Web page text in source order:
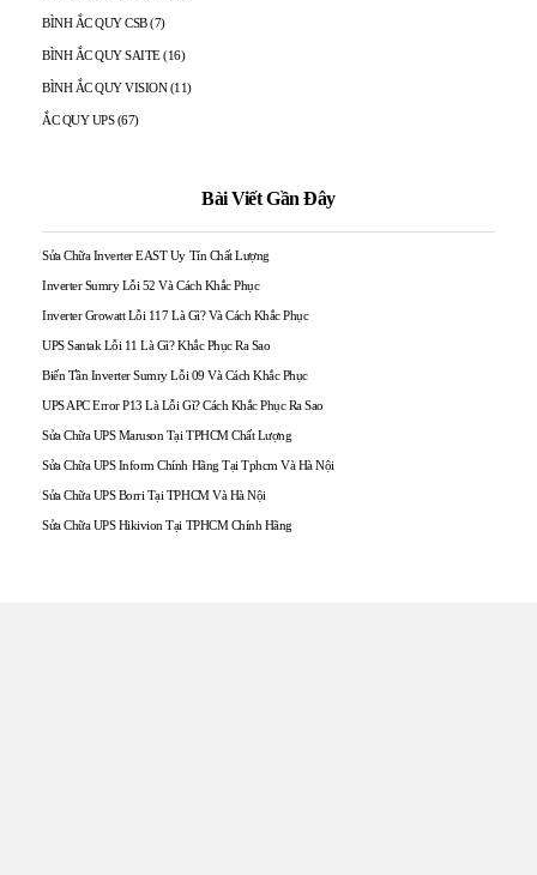
BÌNH ẮC QUY CSB (7)
BÌNH ẮC QUY SAITE (16)
BÌNH ẮC QUY VISION (11)
ẮC QUY UPS (67)
Bài Viết Gần Đây
Sửa Chữa Inverter EAST Uy Tín Chất Lượng
Inverter Sumry Lỗi 52 Và Cách Khắc Phục
Inverter Growatt Lỗi 117 Là Gì? Và Cách Khắc Phục
UPS Santak Lỗi 11 Là Gì? Khắc Phục Ra Sao
Biến Tần Inverter Sumry Lỗi 09 Và Cách Khắc Phục
UPS APC Error P13 Là Lỗi Gì? Cách Khắc Phục Ra Sao
Sửa Chữa UPS Maruson Tại TPHCM Chất Lượng
Sửa Chữa UPS Inform Chính Hãng Tại Tphcm Và Hà Nội
Sửa Chữa UPS Borri Tại TPHCM Và Hà Nội
Sửa Chữa UPS Hikivion Tại TPHCM Chính Hãng